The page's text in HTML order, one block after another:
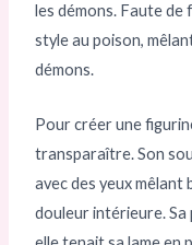
les démons. Faute de
style au poison,
démons.
Pour créer une
transparaître. Son
avec des yeux
douleur intérieure.